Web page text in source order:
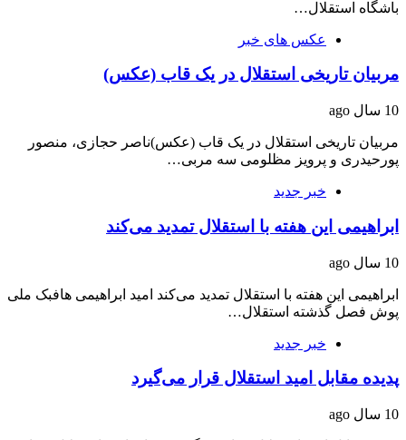
باشگاه استقلال…
عکس های خبر
مربیان تاریخی استقلال در یک قاب (عکس)
10 سال ago
مربیان تاریخی استقلال در یک قاب (عکس)ناصر حجازی، منصور
پورحیدری و پرویز مظلومی سه مربی…
خبر جدید
ابراهیمی این هفته با استقلال تمدید می‌کند
10 سال ago
ابراهیمی این هفته با استقلال تمدید می‌کند امید ابراهیمی هافبک ملی
پوش فصل گذشته استقلال…
خبر جدید
پدیده مقابل امید استقلال قرار می‌گیرد
10 سال ago